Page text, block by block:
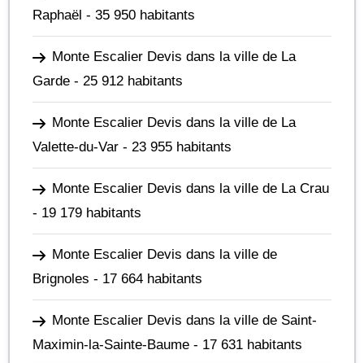
Raphaël - 35 950 habitants
Monte Escalier Devis dans la ville de La
Garde - 25 912 habitants
Monte Escalier Devis dans la ville de La
Valette-du-Var - 23 955 habitants
Monte Escalier Devis dans la ville de La Crau
- 19 179 habitants
Monte Escalier Devis dans la ville de
Brignoles - 17 664 habitants
Monte Escalier Devis dans la ville de Saint-
Maximin-la-Sainte-Baume - 17 631 habitants